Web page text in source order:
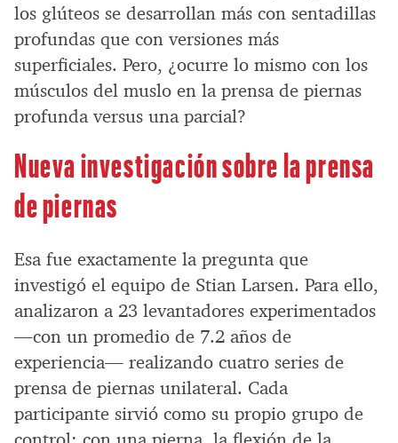
los glúteos se desarrollan más con sentadillas
profundas que con versiones más
superficiales. Pero, ¿ocurre lo mismo con los
músculos del muslo en la prensa de piernas
profunda versus una parcial?
Nueva investigación sobre la prensa
de piernas
Esa fue exactamente la pregunta que
investigó el equipo de Stian Larsen. Para ello,
analizaron a 23 levantadores experimentados
—con un promedio de 7.2 años de
experiencia— realizando cuatro series de
prensa de piernas unilateral. Cada
participante sirvió como su propio grupo de